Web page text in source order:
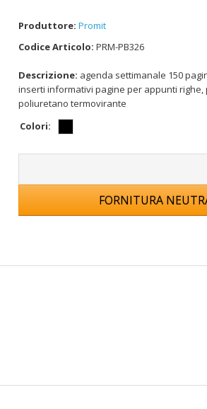
Produttore: Promit
Codice Articolo: PRM-PB326
Descrizione: agenda settimanale 150
inserti informativi pagine per appunti righe,
poliuretano termovirante
Colori:
FORNITURA